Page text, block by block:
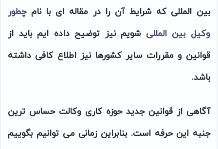
بین المللی که شرایط آن را در مقاله ای با نامچطور
وکیل بین المللی شویم نیز توضیح داده ایم باید از
قوانین و مقررات سایر کشورها نیز اطلاع کافی داشته
باشد.
آگاهی از قوانین جدید حوزه کاری وکالت حساس ترین
جنبه این حرفه است. بنابراین زمانی می توانیم بگوییم